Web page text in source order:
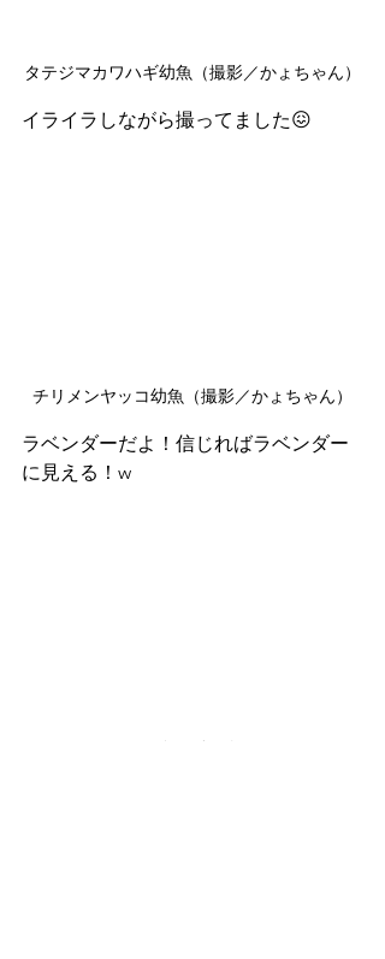
タテジマカワハギ幼魚（撮影／かょちゃん）
イライラしながら撮ってました😖
チリメンヤッコ幼魚（撮影／かょちゃん）
ラベンダーだよ！信じればラベンダー
に見える！w